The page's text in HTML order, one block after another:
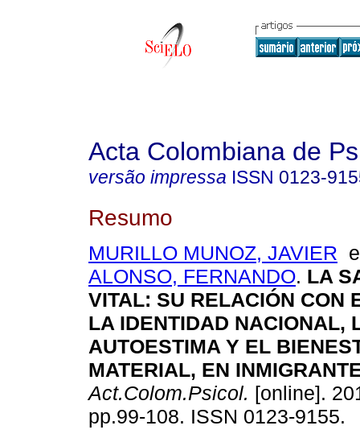
Acta Colombiana de
versão impressa ISSN 0123-
Resumo
MURILLO MUNOZ, JAVIER
ALONSO, FERNANDO. LA
VITAL: SU RELACIÓN CON
LA IDENTIDAD NACIONAL,
AUTOESTIMA Y EL
MATERIAL, EN
Act.Colom.Psicol. [online].
pp.99-108. ISSN 0123-9155.